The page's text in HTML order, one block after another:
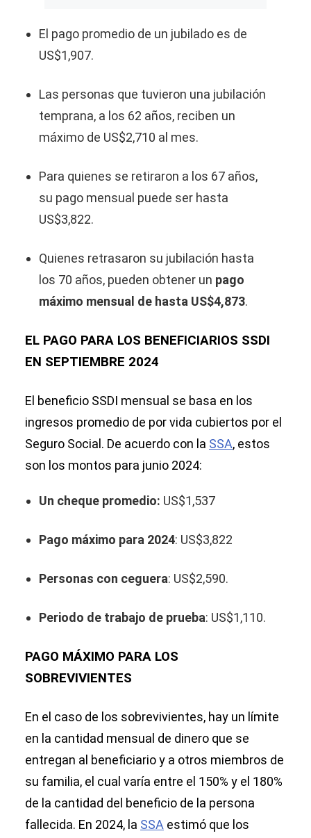
El pago promedio de un jubilado es de
US$1,907.
Las personas que tuvieron una jubilación
temprana, a los 62 años, reciben un
máximo de US$2,710 al mes.
Para quienes se retiraron a los 67 años,
su pago mensual puede ser hasta
US$3,822.
Quienes retrasaron su jubilación hasta
los 70 años, pueden obtener un pago
máximo mensual de hasta US$4,873.
EL PAGO PARA LOS BENEFICIARIOS SSDI
EN SEPTIEMBRE 2024
El beneficio SSDI mensual se basa en los
ingresos promedio de por vida cubiertos por el
Seguro Social. De acuerdo con la SSA, estos
son los montos para junio 2024:
Un cheque promedio: US$1,537
Pago máximo para 2024: US$3,822
Personas con ceguera: US$2,590.
Periodo de trabajo de prueba: US$1,110.
PAGO MÁXIMO PARA LOS
SOBREVIVIENTES
En el caso de los sobrevivientes, hay un límite
en la cantidad mensual de dinero que se
entregan al beneficiario y a otros miembros de
su familia, el cual varía entre el 150% y el 180%
de la cantidad del beneficio de la persona
fallecida. En 2024, la SSA estimó que los